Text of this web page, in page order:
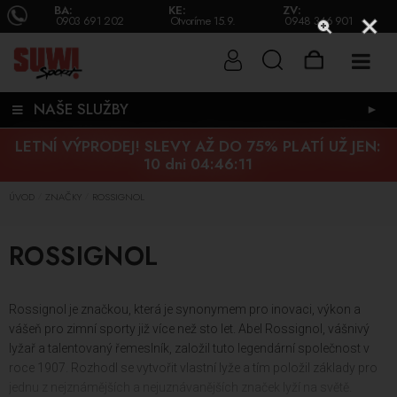
BA:
0903 691 202
KE:
Otvoríme 15.9.
ZV:
0948 346 901
NAŠE SLUŽBY ►
LETNÍ VÝPRODEJ! SLEVY AŽ DO 75% PLATÍ UŽ JEN:
10 dni 04:46:10
ÚVOD ZNAČKY ROSSIGNOL
ROSSIGNOL
Rossignol je značkou, která je synonymem pro inovaci, výkon a
vášeň pro zimní sporty již více než sto let. Abel Rossignol, vášnivý
lyžař a talentovaný řemeslník, založil tuto legendární společnost v
roce 1907. Rozhodl se vytvořit vlastní lyže a tím položil základy pro